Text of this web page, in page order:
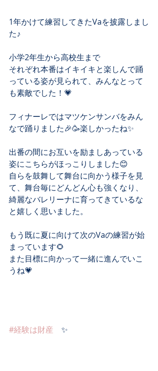
1年かけて練習してきたVaを披露しまし
た♪
小学2年生から高校生まで
それぞれ本番はイキイキと楽しんで踊
っている姿が見られて、みんなとって
も素敵でした！💗
フィナーレではマツケンサンバをみん
なで踊りました🎉🥳楽しかったね✨
出番の間にお互いを励ましあっている
姿にこちらがほっこりしました😊
自らを鼓舞して舞台に向かう様子を見
て、舞台毎にどんどん心も強くなり、
綺麗なバレリーナに育ってきているな
と嬉しく思いました。
もう既に夏に向けて次のVaの練習が始
まっています🌻
また目標に向かって一緒に進んでいこ
うね💗
#経験は財産 ✨